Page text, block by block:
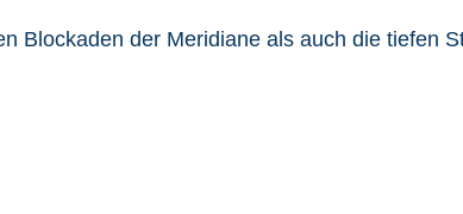
Blockaden der Meridiane als auch die tiefen